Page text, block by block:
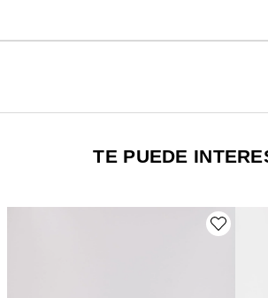
TE PUEDE